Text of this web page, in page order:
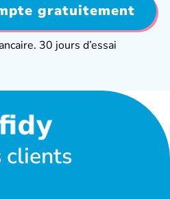
gratuitement
30 jours d’essai
clients